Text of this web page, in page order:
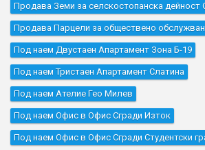
Продава Земи за селскостопанска дейност
Продава Парцели за обществено
Под наем Двустаен Апартамент Зона Б-19
Под наем Тристаен Апартамент Слатина
Под наем Ателие Гео Милев
Под наем Офис в Офис Сгради Изток
Под наем Офис в Офис Сгради Студентски